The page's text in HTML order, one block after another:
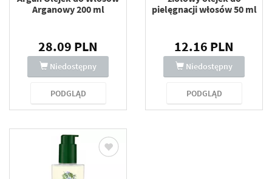
Arganowy 200 ml
28.09 PLN
Niedostępny
PODGLĄD
pielęgnacji włosów 50 ml
12.16 PLN
Niedostępny
PODGLĄD